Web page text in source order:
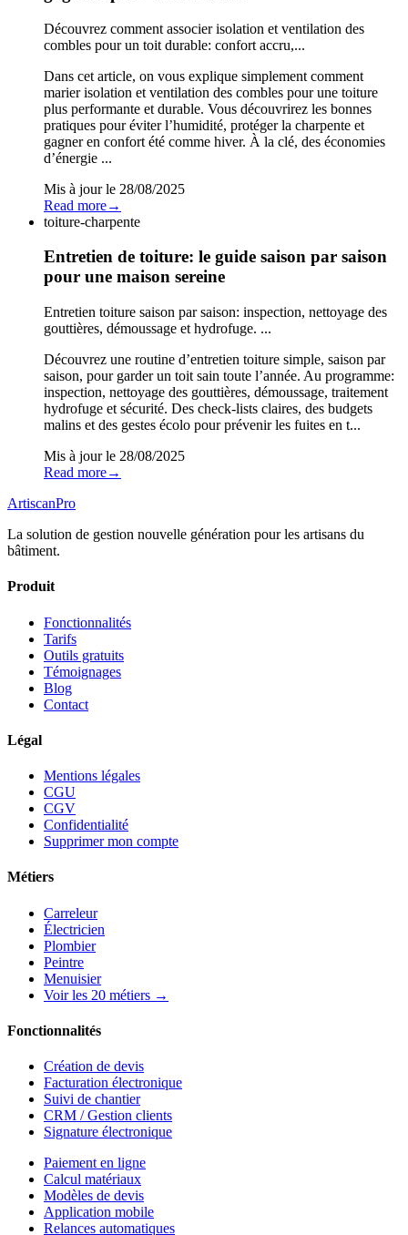
Découvrez comment associer isolation et ventilation des
combles pour un toit durable: confort accru,...
Dans cet article, on vous explique simplement comment
marier isolation et ventilation des combles pour une toiture
plus performante et durable. Vous découvrirez les bonnes
pratiques pour éviter l’humidité, protéger la charpente et
gagner en confort été comme hiver. À la clé, des économies
d’énergie ...
Mis à jour le 28/08/2025
Read more→
toiture-charpente
Entretien de toiture: le guide saison par saison
pour une maison sereine
Entretien toiture saison par saison: inspection, nettoyage des
gouttières, démoussage et hydrofuge. ...
Découvrez une routine d’entretien toiture simple, saison par
saison, pour garder un toit sain toute l’année. Au programme:
inspection, nettoyage des gouttières, démoussage, traitement
hydrofuge et sécurité. Des check-lists claires, des budgets
malins et des gestes écolo pour prévenir les fuites en t...
Mis à jour le 28/08/2025
Read more→
ArtiscanPro
La solution de gestion nouvelle génération pour les artisans du
bâtiment.
Produit
Fonctionnalités
Tarifs
Outils gratuits
Témoignages
Blog
Contact
Légal
Mentions légales
CGU
CGV
Confidentialité
Supprimer mon compte
Métiers
Carreleur
Électricien
Plombier
Peintre
Menuisier
Voir les 20 métiers →
Fonctionnalités
Création de devis
Facturation électronique
Suivi de chantier
CRM / Gestion clients
Signature électronique
Paiement en ligne
Calcul matériaux
Modèles de devis
Application mobile
Relances automatiques